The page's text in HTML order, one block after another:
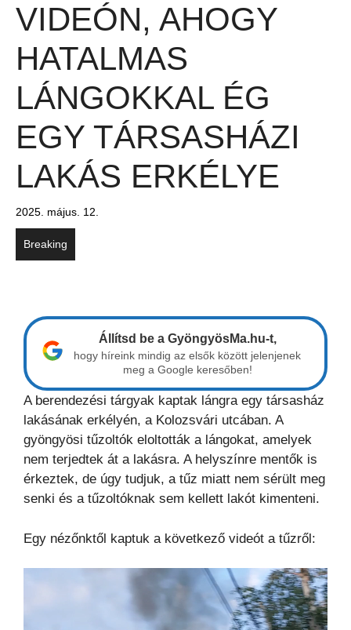
VIDEÓN, AHOGY
HATALMAS
LÁNGOKKAL ÉG
EGY TÁRSASHÁZI
LAKÁS ERKÉLYE
2025. május. 12.
Breaking
Állítsd be a GyöngyösMa.hu-t,
hogy híreink mindig az elsők között jelenjenek
meg a Google keresőben!
A berendezési tárgyak kaptak lángra egy társasház
lakásának erkélyén, a Kolozsvári utcában. A
gyöngyösi tűzoltók eloltották a lángokat, amelyek
nem terjedtek át a lakásra. A helyszínre mentők is
érkeztek, de úgy tudjuk, a tűz miatt nem sérült meg
senki és a tűzoltóknak sem kellett lakót kimenteni.
Egy nézőnktől kaptuk a következő videót a tűzről: